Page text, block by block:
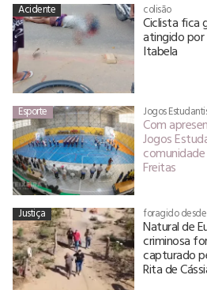
Acidente colisão
Ciclista fica
atingido
Itabela
Esporte Jogos
Com
Jogos
Freitas
Justiça foragido desde
Natural de
criminosa
capturado
Rita de